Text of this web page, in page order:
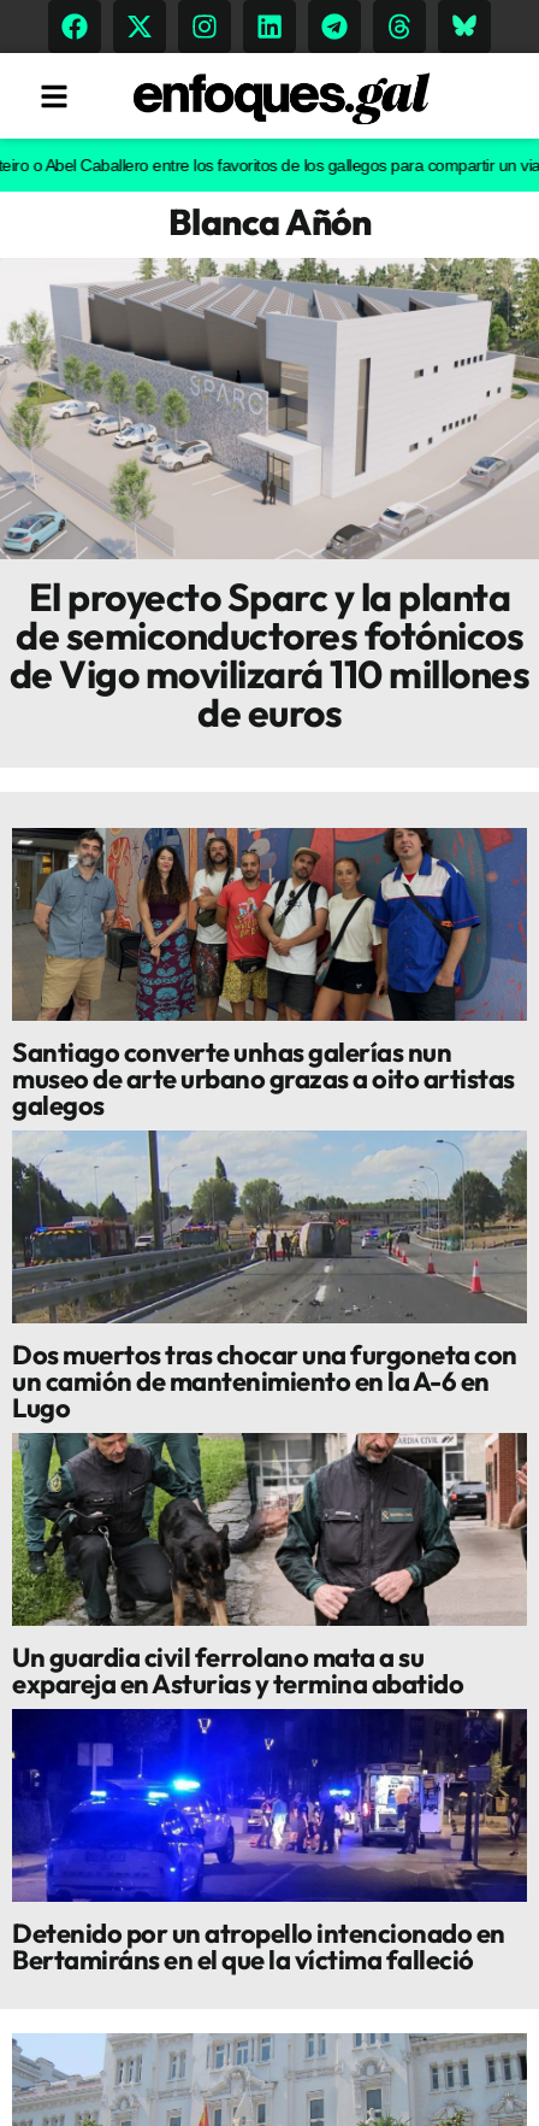
Memoria Histórica
Gastronomía
Escenarios
Sostenibilidad
Innova
Caballero entre los favoritos de los gallegos para compartir un viaje en
Blanca Añón
El proyecto Sparc y la planta
de semiconductores fotónicos
de Vigo movilizará 110 millones
de euros
Santiago converte unhas galerías nun
museo de arte urbano grazas a oito artistas
galegos
Dos muertos tras chocar una furgoneta con
un camión de mantenimiento en la A-6 en
Lugo
Un guardia civil ferrolano mata a su
expareja en Asturias y termina abatido
Detenido por un atropello intencionado en
Bertamiráns en el que la víctima falleció